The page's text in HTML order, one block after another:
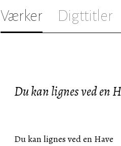
Værker Digttitler
Du kan lignes ved en
Du kan lignes ved en Have